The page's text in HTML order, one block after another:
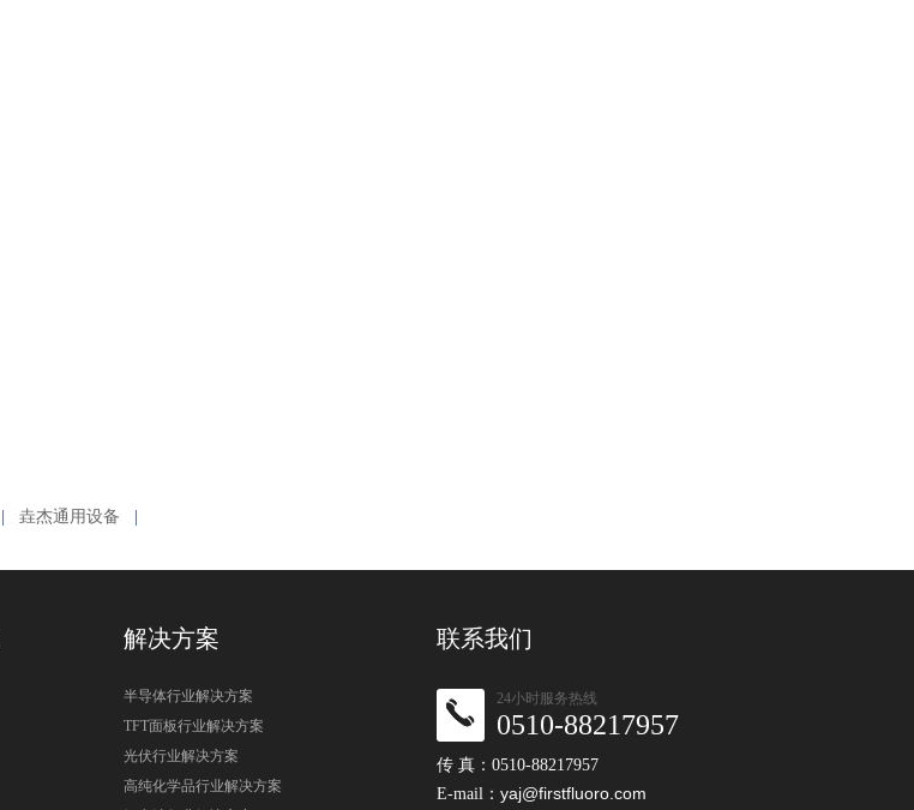
垚杰通用设备
联系我们
24小时服务热线
0510-88217957
传 真：0510-88217957
E-mail： yaj@firstfluoro.com
解决方案
半导体行业解决方案
TFT面板行业解决方案
光伏行业解决方案
高纯化学品行业解决方案